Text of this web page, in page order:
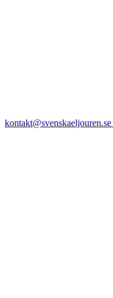
kontakt@svenskaeljouren.se